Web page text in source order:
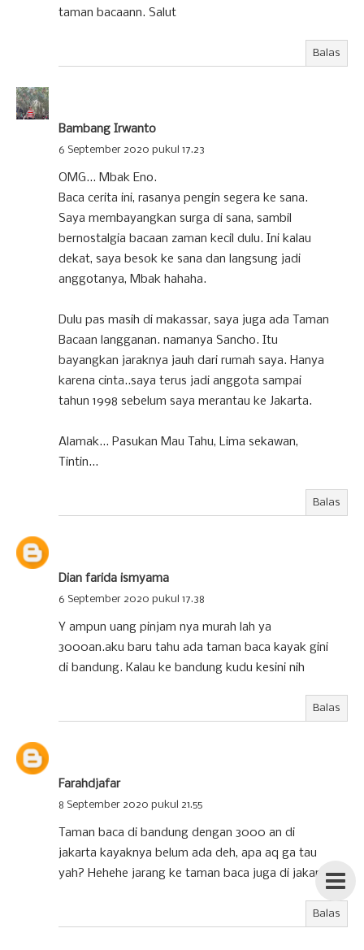
taman bacaann. Salut
Balas
Bambang Irwanto
6 September 2020 pukul 17.23
OMG... Mbak Eno.
Baca cerita ini, rasanya pengin segera ke sana.
Saya membayangkan surga di sana, sambil
bernostalgia bacaan zaman kecil dulu. Ini kalau
dekat, saya besok ke sana dan langsung jadi
anggotanya, Mbak hahaha.
Dulu pas masih di makassar, saya juga ada Taman
Bacaan langganan. namanya Sancho. Itu
bayangkan jaraknya jauh dari rumah saya. Hanya
karena cinta..saya terus jadi anggota sampai
tahun 1998 sebelum saya merantau ke Jakarta.
Alamak... Pasukan Mau Tahu, Lima sekawan,
Tintin...
Balas
Dian farida ismyama
6 September 2020 pukul 17.38
Y ampun uang pinjam nya murah lah ya
3000an.aku baru tahu ada taman baca kayak gini
di bandung. Kalau ke bandung kudu kesini nih
Balas
Farahdjafar
8 September 2020 pukul 21.55
Taman baca di bandung dengan 3000 an di
jakarta kayaknya belum ada deh, apa aq ga tau
yah? Hehehe jarang ke taman baca juga di jakarta
Balas